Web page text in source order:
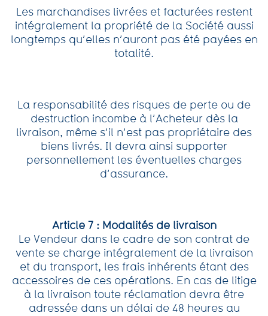
Les marchandises livrées et facturées restent
intégralement la propriété de la Société aussi
longtemps qu’elles n’auront pas été payées en
totalité.
La responsabilité des risques de perte ou de
destruction incombe à l’Acheteur dès la
livraison, même s’il n’est pas propriétaire des
biens livrés. Il devra ainsi supporter
personnellement les éventuelles charges
d’assurance.
Article 7 : Modalités de livraison
Le Vendeur dans le cadre de son contrat de
vente se charge intégralement de la livraison
et du transport, les frais inhérents étant des
accessoires de ces opérations. En cas de litige
à la livraison toute réclamation devra être
adressée dans un délai de 48 heures au